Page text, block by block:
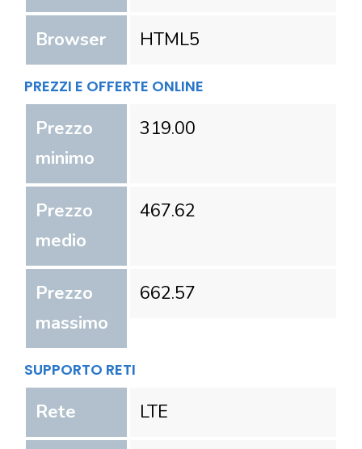
Browser HTML5
PREZZI E OFFERTE ONLINE
Prezzo
minimo
319.00
Prezzo
medio
467.62
Prezzo
massimo
662.57
SUPPORTO RETI
Rete LTE